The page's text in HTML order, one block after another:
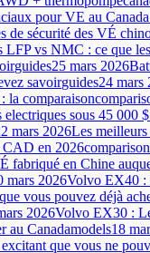
pour VE au
de sécurité des VÉ
LFP vs NMC : ce que
guides25 mars 2026
savoirguides24 mars
la comparaison
electriques sous 45 000
mars 2026Les meilleurs
CAD en 2026
fabriqué en Chine
mars 2026Volvo EX40 :
vous pouvez déjà
2026Volvo EX30 :
au Canadamodels18
que vous ne